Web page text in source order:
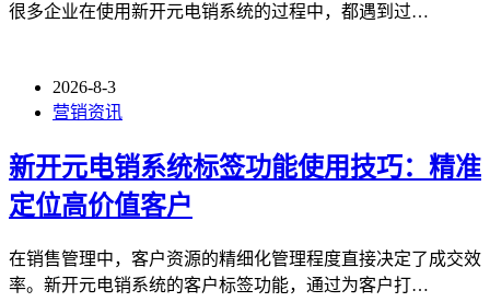
很多企业在使用新开元电销系统的过程中，都遇到过…
2026-8-3
营销资讯
新开元电销系统标签功能使用技巧：精准
定位高价值客户
在销售管理中，客户资源的精细化管理程度直接决定了成交效
率。新开元电销系统的客户标签功能，通过为客户打…